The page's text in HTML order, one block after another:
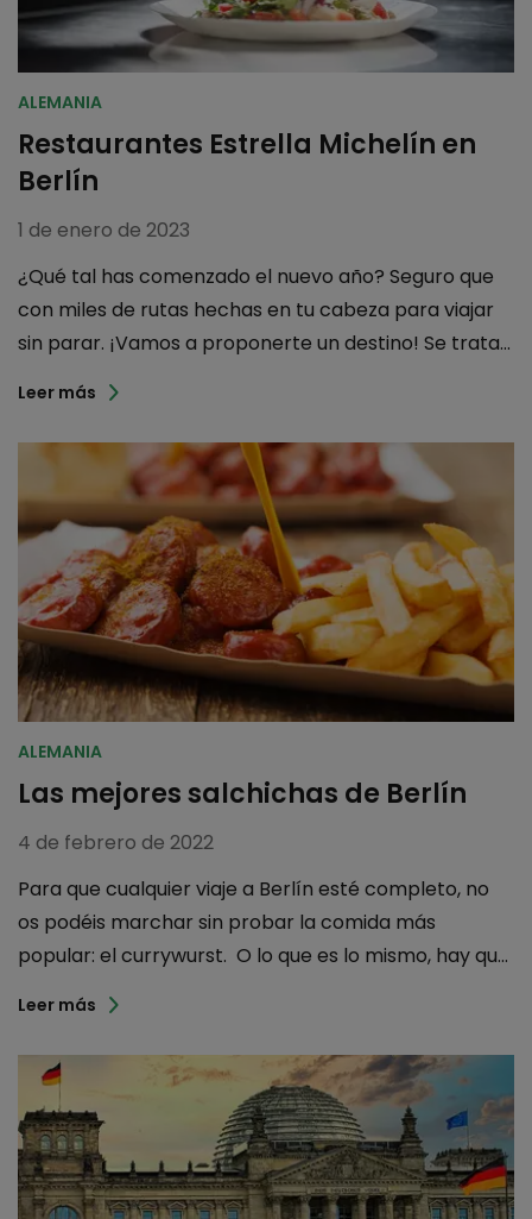
ALEMANIA
Restaurantes Estrella Michelín en
Berlín
1 de enero de 2023
¿Qué tal has comenzado el nuevo año? Seguro que
con miles de rutas hechas en tu cabeza para viajar
sin parar. ¡Vamos a proponerte un destino! Se trata...
Leer más
ALEMANIA
Las mejores salchichas de Berlín
4 de febrero de 2022
Para que cualquier viaje a Berlín esté completo, no
os podéis marchar sin probar la comida más
popular: el currywurst. O lo que es lo mismo, hay qu...
Leer más